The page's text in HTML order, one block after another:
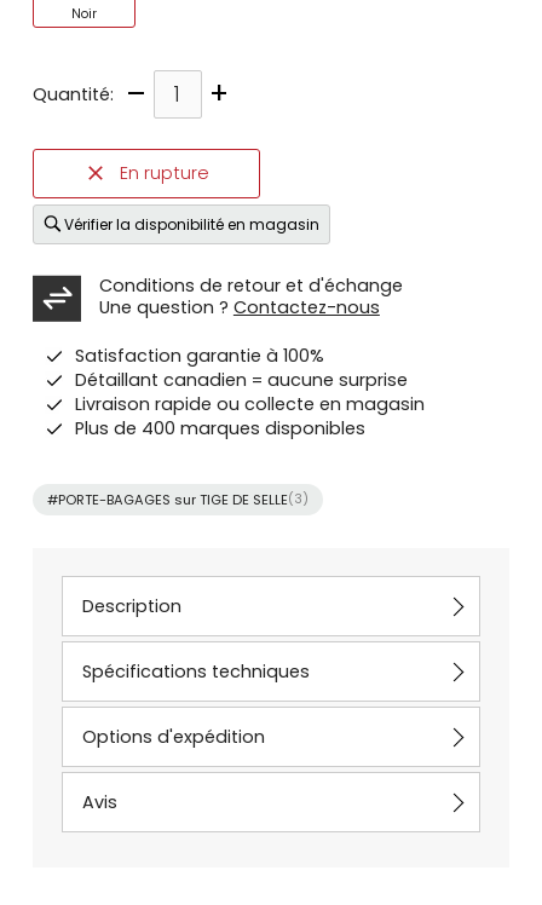
Noir
Quantité: – +
En rupture
Vérifier la disponibilité en magasin
Conditions de retour et d'échange
Une question ? Contactez-nous
Satisfaction garantie à 100%
Détaillant canadien = aucune surprise
Livraison rapide ou collecte en magasin
Plus de 400 marques disponibles
#PORTE-BAGAGES sur TIGE DE SELLE(3)
Description
Spécifications techniques
Options d'expédition
Avis